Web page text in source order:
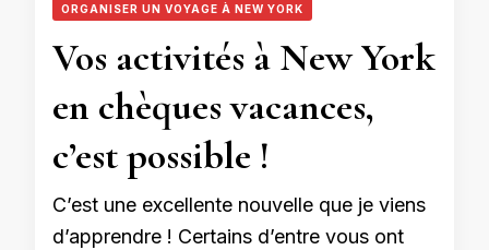
ORGANISER UN VOYAGE À NEW YORK
Vos activités à New York
en chèques vacances,
c’est possible !
C’est une excellente nouvelle que je viens
d’apprendre ! Certains d’entre vous ont